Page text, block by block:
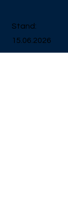
Stand:
15.06.2026